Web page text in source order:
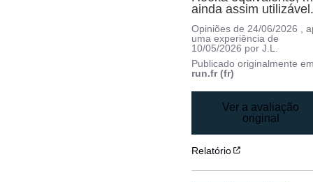
ainda assim
Opiniões de24/06/2026 ,
uma experiência de
10/05/2026 porJ.L.
Publicado originalmente
run.fr (fr)
Ver a avaliação
original
Relatório